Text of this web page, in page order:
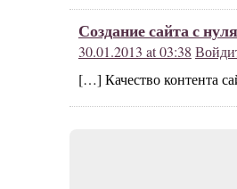
Создание сайта с
30.01.2013 at 03:38
[…] Качество контента